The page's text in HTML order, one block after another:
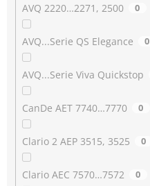
AVQ 2220…2271, 2500 0
AVQ...Serie QS Elegance 0
AVQ...Serie Viva Quickstop
CanDe AET 7740…7770 0
Clario 2 AEP 3515, 3525 0
Clario AEC 7570…7572 0